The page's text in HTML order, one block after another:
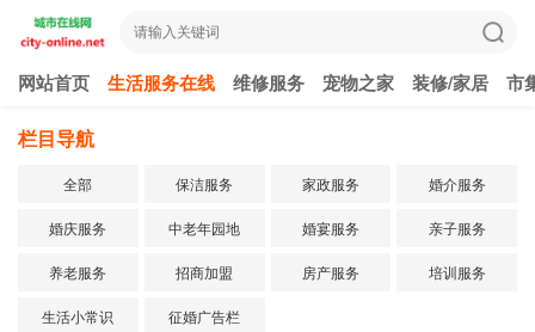
网站首页 生活服务在线 维修服务 宠物之家 装修/家居 市
栏目导航
全部 保洁服务 家政服务 婚介服务
婚庆服务 中老年园地 婚宴服务 亲子服务
养老服务 招商加盟 房产服务 培训服务
生活小常识 征婚广告栏